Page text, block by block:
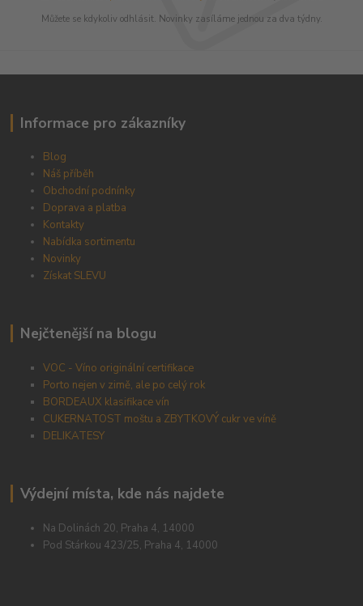
Můžete se kdykoliv odhlásit. Novinky zasíláme jednou za dva týdny.
Informace pro zákazníky
Blog
Náš příběh
Obchodní podnínky
Doprava a platba
Kontakty
Nabídka sortimentu
Novinky
Získat SLEVU
Nejčtenější na blogu
VOC - Víno originální certifikace
Porto nejen v zimě, ale po celý rok
BORDEAUX klasifikace vín
CUKERNATOST moštu a ZBYTKOVÝ cukr ve víně
DELIKATESY
Výdejní místa, kde nás najdete
Na Dolinách 20, Praha 4, 14000
Pod Stárkou 423/25, Praha 4, 14000